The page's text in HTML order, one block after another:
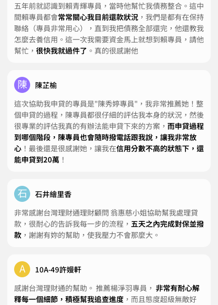
五年前就認識到賴青輝專員，當時他幫忙我債務整合。這中
間賴專員都會常常關心我目前還款狀況 ，我們是都有在保持
聯絡（專員非常用心），直到我把債務全部還完，他還教我
怎麼去養信用。這一次我需要資金馬上就想到賴專員，請他
幫忙， 很快我就過件了 。真的很感謝他
陳
陳芷榆
這次協助我申貸的專員是"陳秀婷專員"，我非常推薦她！整
個申貸的過程，陳專員都很仔細的評估我本身的狀況，然後
很專業的評估我真的有辦法能申貸下來的方案， 而申貸過程
到哪個階段，陳專員也會隨時撥電話跟我說，讓我非常放
心 ！最後還是很感謝她，讓我在信用分數不高的狀態下，還
能申貸到20萬 ！
石
石井繪里香
非常感謝台灣理財通理財顧問 翁惠慈小姐協助幫我處理貸
款，很耐心的告訴我每一步的流程， 五天之內完成對保並撥
款 ，謝謝有妳的幫助，使我壓力不會那麼大。
A
10A-49許嫚軒
感謝台灣理財通的幫助。 推薦楊淨羽專員， 非常有耐心解
釋每一個細節，積極幫我追查進度 ，而且態度超級無敵好